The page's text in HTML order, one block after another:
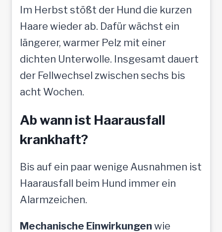
Im Herbst stößt der Hund die kurzen
Haare wieder ab. Dafür wächst ein
längerer, warmer Pelz mit einer
dichten Unterwolle. Insgesamt dauert
der Fellwechsel zwischen sechs bis
acht Wochen.
Ab wann ist Haarausfall
krankhaft?
Bis auf ein paar wenige Ausnahmen ist
Haarausfall beim Hund immer ein
Alarmzeichen.
Mechanische Einwirkungen wie